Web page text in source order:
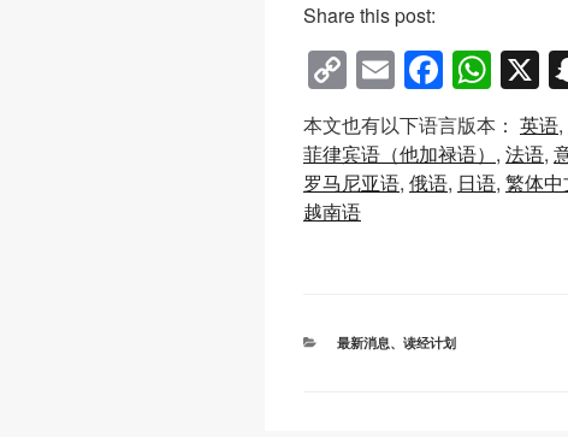
Share this post:
C
o
p
y
Li
E
m
ail
F
a
c
e
k
W
h
at
s
X
本文也有以下语言版本： 英语
菲律宾语（他加禄语）
法语
罗马尼亚语 俄语 日语 繁体中
越南语
分
最新消息、 读经计划